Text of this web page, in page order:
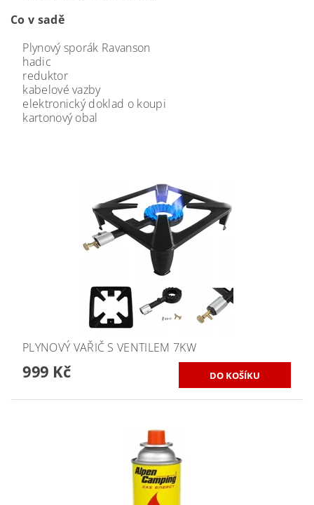
Co v sadě
Plynový sporák Ravanson
hadic
reduktor
kabelové vazby
elektronický doklad o koupi
kartonový obal
PLYNOVÝ VAŘIČ S VENTILEM 7KW
999 Kč